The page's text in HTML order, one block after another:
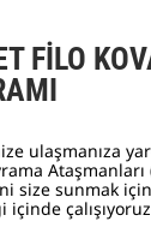
FİLO
ulaşmanıza
Ataşmanları
size sunmak